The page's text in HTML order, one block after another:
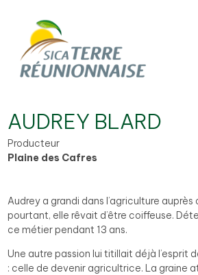
AUDREY BLARD
Producteur
Plaine des Cafres
Audrey a grandi dans l’agriculture auprès
pourtant, elle rêvait d’être coiffeuse.
ce métier pendant 13 ans.
Une autre passion lui titillait déjà l’esprit
: celle de devenir agricultrice. La graine